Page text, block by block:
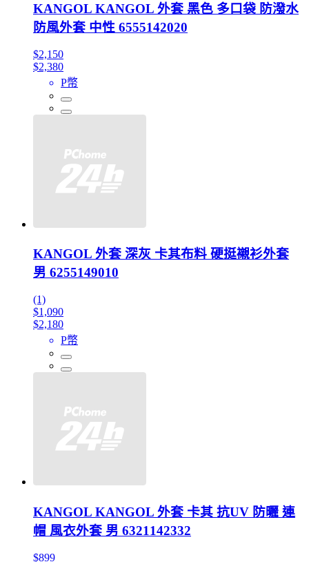
KANGOL KANGOL 外套 黑色 多口袋 防潑水
防風外套 中性 6555142020
$2,150
$2,380
P幣
KANGOL 外套 深灰 卡其布料 硬挺襯衫外套
男 6255149010
(1)
$1,090
$2,180
P幣
KANGOL KANGOL 外套 卡其 抗UV 防曬 連
帽 風衣外套 男 6321142332
$899